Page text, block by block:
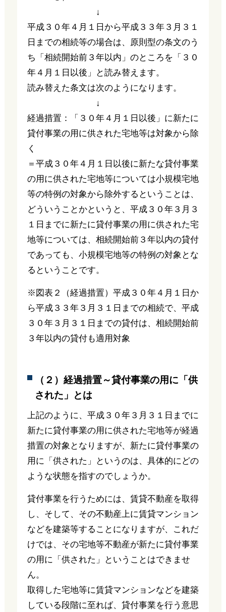
↓
平成３０年４月１日から平成３３年３月３１
日までの相続等の場合は、原則型の条文のう
ち「相続開始前３年以内」のところを「３０
年４月１日以後」と読み替えます。
読み替えた条文は次のようになります。
↓
経過措置：「３０年４月１日以後」に新たに
貸付事業の用に供された宅地等は対象から除
く
＝平成３０年４月１日以後に新たな貸付事業
の用に供された宅地等については小規模宅地
等の特例の対象から除外するということは、
どういうことかというと、平成３０年３月３
１日までに新たに貸付事業の用に供された宅
地等については、相続開始前３年以内の貸付
であっても、小規模宅地等の特例の対象とな
るということです。
※図表２（経過措置）平成３０年４月１日か
ら平成３３年３月３１日までの相続で、平成
３０年３月３１日までの貸付は、相続開始前
３年以内の貸付も適用対象
（２）経過措置～貸付事業の用に「供
された」とは
上記のように、平成３０年３月３１日までに
新たに貸付事業の用に供された宅地等が経過
措置の対象となりますが、新たに貸付事業の
用に「供された」というのは、具体的にどの
ような状態を指すのでしょうか。
貸付事業を行うためには、賃貸不動産を取得
し、そして、その不動産上に賃貸マンション
などを建築等することになりますが、これだ
けでは、その宅地等不動産が新たに貸付事業
の用に「供された」ということはできませ
ん。
取得した宅地等に賃貸マンションなどを建築
している段階に至れば、貸付事業を行う意思